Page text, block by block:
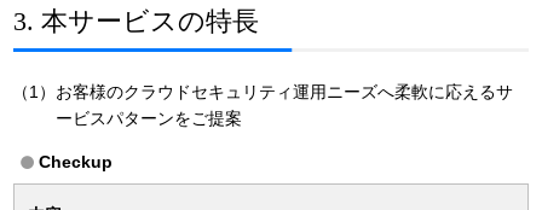
3. 本サービスの特長
（1）お客様のクラウドセキュリティ運用ニーズへ柔軟に応えるサ
ービスパターンをご提案
Checkup